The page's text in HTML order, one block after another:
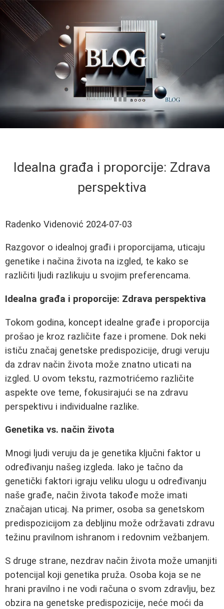
Idealna građa i proporcije: Zdrava
perspektiva
Radenko Videnović 2024-07-03
Razgovor o idealnoj građi i proporcijama, uticaju
genetike i načina života na izgled, te kako se
različiti ljudi razlikuju u svojim preferencama.
Idealna građa i proporcije: Zdrava perspektiva
Tokom godina, koncept idealne građe i proporcija
prošao je kroz različite faze i promene. Dok neki
ističu značaj genetske predispozicije, drugi veruju
da zdrav način života može znatno uticati na
izgled. U ovom tekstu, razmotrićemo različite
aspekte ove teme, fokusirajući se na zdravu
perspektivu i individualne razlike.
Genetika vs. način života
Mnogi ljudi veruju da je genetika ključni faktor u
određivanju našeg izgleda. Iako je tačno da
genetički faktori igraju veliku ulogu u određivanju
naše građe, način života takođe može imati
značajan uticaj. Na primer, osoba sa genetskom
predispozicijom za debljinu može održavati zdravu
težinu pravilnom ishranom i redovnim vežbanjem.
S druge strane, nezdrav način života može umanjiti
potencijal koji genetika pruža. Osoba koja se ne
hrani pravilno i ne vodi računa o svom zdravlju, bez
obzira na genetske predispozicije, neće moći da